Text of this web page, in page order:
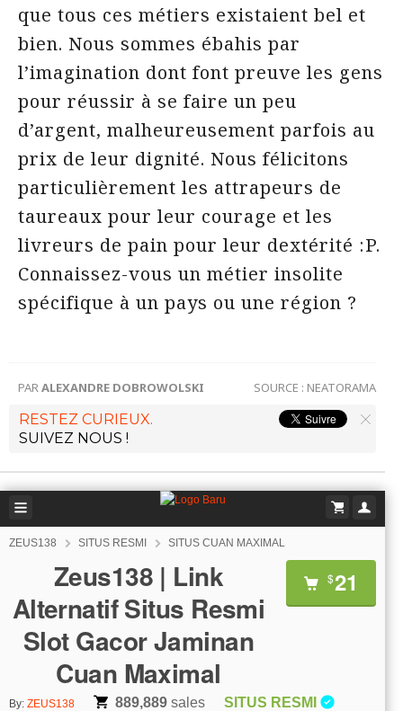
que tous ces métiers existaient bel et
bien. Nous sommes ébahis par
l’imagination dont font preuve les gens
pour réussir à se faire un peu
d’argent, malheureusement parfois au
prix de leur dignité. Nous félicitons
particulièrement les attrapeurs de
taureaux pour leur courage et les
livreurs de pain pour leur dextérité :P.
Connaissez-vous un métier insolite
spécifique à un pays ou une région ?
SOURCE : NEATORAMA
PARALEXANDRE DOBROWOLSKI
RESTEZ CURIEUX.
SUIVEZ NOUS !
ZEUS138 SITUS RESMI SITUS CUAN MAXIMAL
Zeus138 | Link
Alternatif Situs Resmi
Slot Gacor Jaminan
Cuan Maximal
$21
By: ZEUS138 889,889 sales SITUS RESMI